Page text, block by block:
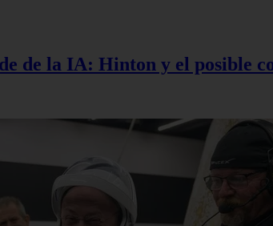
de la IA: Hinton y el posible